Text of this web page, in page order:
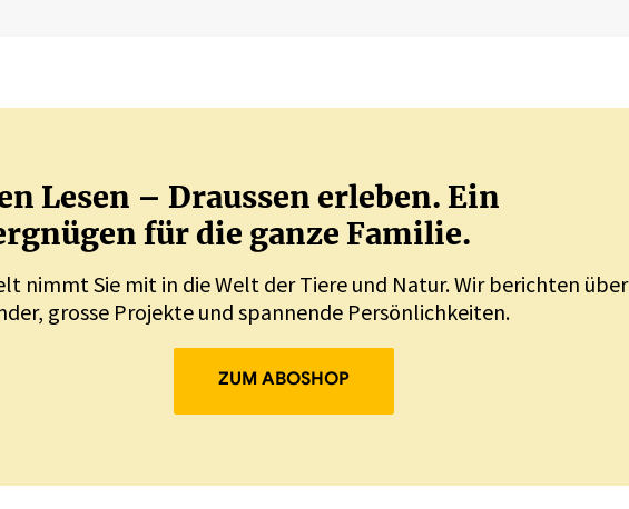
Lesen – Draussen erleben. Ein
für die ganze Familie.
nimmt Sie mit in die Welt der Tiere und Natur. Wir berichten über
grosse Projekte und spannende Persönlichkeiten.
ZUM ABOSHOP